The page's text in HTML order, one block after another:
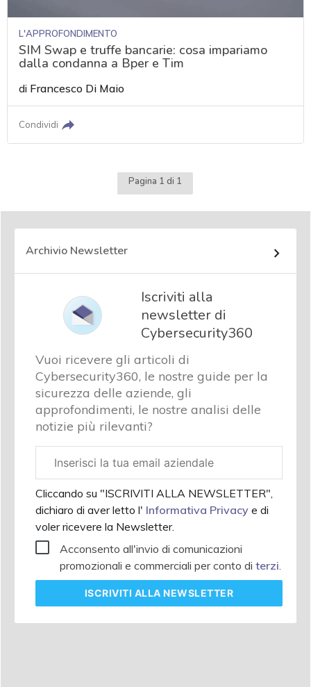
L'APPROFONDIMENTO
SIM Swap e truffe bancarie: cosa impariamo
dalla condanna a Bper e Tim
di Francesco Di Maio
Condividi
Pagina 1 di 1
Archivio Newsletter
Iscriviti alla
newsletter di
Cybersecurity360
Vuoi ricevere gli articoli di
Cybersecurity360, le nostre guide per la
sicurezza delle aziende, gli
approfondimenti, le nostre analisi delle
notizie più rilevanti?
aziendale
Cliccando su "ISCRIVITI ALLA NEWSLETTER",
dichiaro di aver letto l' Informativa Privacy e di
voler ricevere la Newsletter.
Acconsento all'invio di comunicazioni
promozionali e commerciali per conto di terzi.
ISCRIVITI ALLA NEWSLETTER